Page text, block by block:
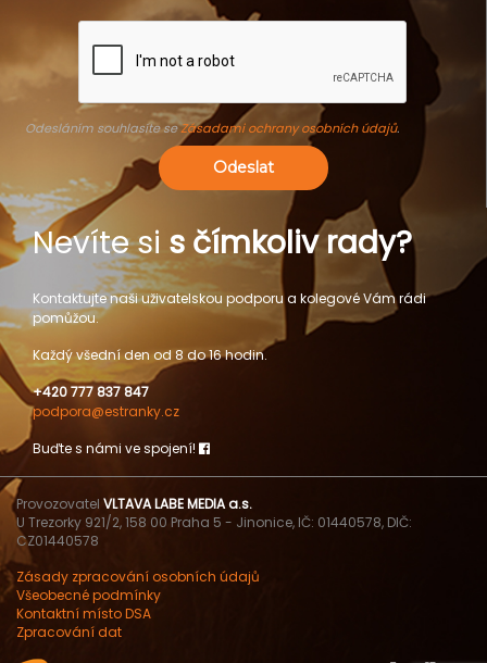
Odesláním souhlasíte seZásadami ochrany osobních údajů.
Odeslat
Nevíte si s čímkoliv rady?
Kontaktujte naši uživatelskou podporu a kolegové Vám rádi
pomůžou.
Každý všední den od 8 do 16 hodin.
+420 777 837 847
podpora@estranky.cz
Buďte s námi ve spojení!
Provozovatel VLTAVA LABE MEDIA a.s.
U Trezorky 921/2, 158 00 Praha 5 - Jinonice, IČ: 01440578, DIČ:
CZ01440578
Zásady zpracování osobních údajů
Všeobecné podmínky
Kontaktní místo DSA
Zpracování dat